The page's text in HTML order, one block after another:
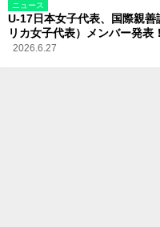
ニュース
U-17日本女子代表、国際親
リカ女子代表）メンバー発表！
2026.6.27